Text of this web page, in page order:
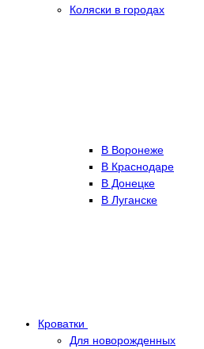
Коляски в городах
В Воронеже
В Краснодаре
В Донецке
В Луганске
Кроватки
Для новорожденных